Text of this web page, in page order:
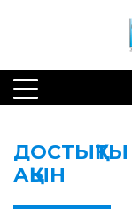
ДОСТЫҚТЫ
АҚЫН